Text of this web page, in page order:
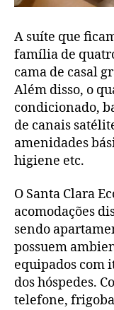
A suíte que
família de
cama de casal
Além disso, o
condicionado,
de canais
amenidades
higiene etc.
O Santa Clara
acomodações
sendo
possuem
equipados com
dos hóspedes.
telefone,